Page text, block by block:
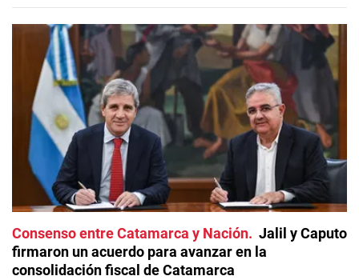
Consenso entre Catamarca y Nación
Jalil y Caputo
firmaron un acuerdo para avanzar en la
consolidación fiscal de Catamarca